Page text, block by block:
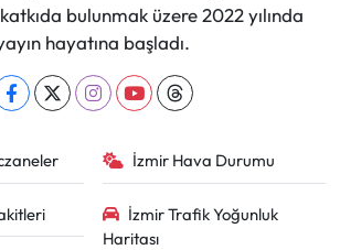
bulunmak üzere 2022 yılında
hayatına başladı.
İzmir Hava Durumu
İzmir Trafik Yoğunluk
Haritası